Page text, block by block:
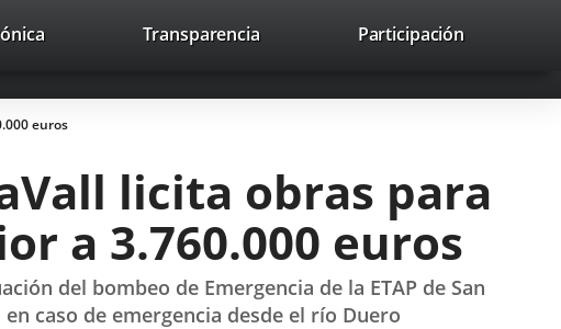
Contacto avaHeaderSocial
Link
external
Link
external
Link
external
Search
Link
application.
Transparencia Participación
euros
licita obras para
a 3.760.000 euros
del bombeo de Emergencia de la ETAP de San
caso de emergencia desde el río Duero